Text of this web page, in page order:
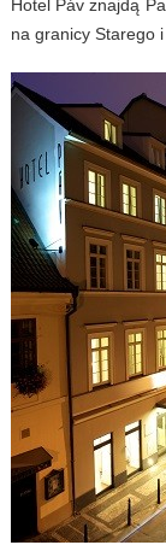
Hotel Páv znajdą
na granicy Starego